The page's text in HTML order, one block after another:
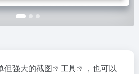
但强大的截图 工具
，也可以